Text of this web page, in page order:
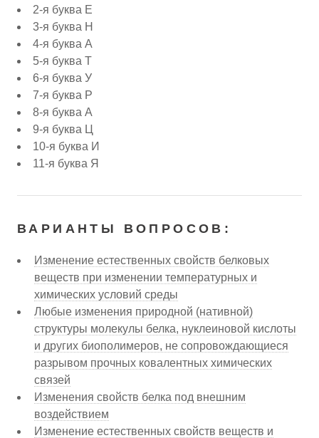
2-я буква Е
3-я буква Н
4-я буква А
5-я буква Т
6-я буква У
7-я буква Р
8-я буква А
9-я буква Ц
10-я буква И
11-я буква Я
ВАРИАНТЫ ВОПРОСОВ:
Изменение естественных свойств белковых
веществ при изменении температурных и
химических условий среды
Любые изменения природной (нативной)
структуры молекулы белка, нуклеиновой кислоты
и других биополимеров, не сопровождающиеся
разрывом прочных ковалентных химических
связей
Изменения свойств белка под внешним
воздействием
Изменение естественных свойств веществ и